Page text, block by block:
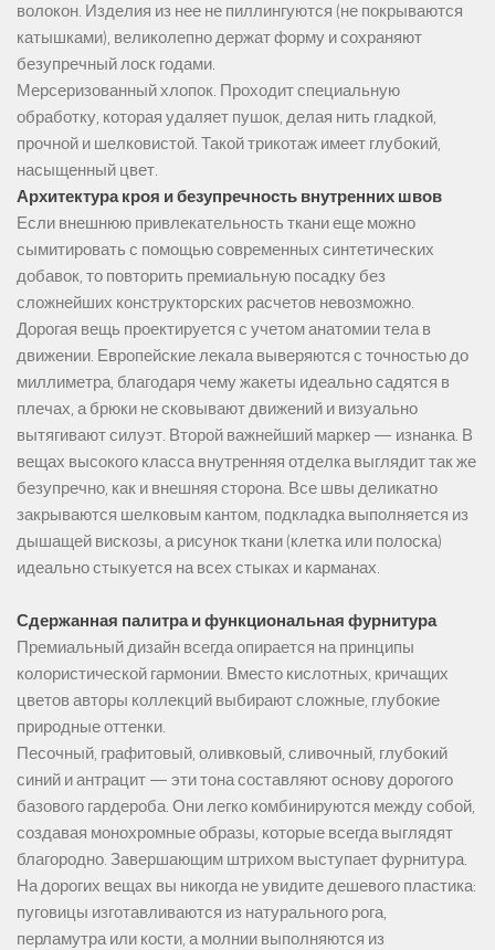
волокон. Изделия из нее не пиллингуются (не покрываются
катышками), великолепно держат форму и сохраняют
безупречный лоск годами.
Мерсеризованный хлопок. Проходит специальную
обработку, которая удаляет пушок, делая нить гладкой,
прочной и шелковистой. Такой трикотаж имеет глубокий,
насыщенный цвет.
Архитектура кроя и безупречность внутренних швов
Если внешнюю привлекательность ткани еще можно
сымитировать с помощью современных синтетических
добавок, то повторить премиальную посадку без
сложнейших конструкторских расчетов невозможно.
Дорогая вещь проектируется с учетом анатомии тела в
движении. Европейские лекала выверяются с точностью до
миллиметра, благодаря чему жакеты идеально садятся в
плечах, а брюки не сковывают движений и визуально
вытягивают силуэт. Второй важнейший маркер — изнанка. В
вещах высокого класса внутренняя отделка выглядит так же
безупречно, как и внешняя сторона. Все швы деликатно
закрываются шелковым кантом, подкладка выполняется из
дышащей вискозы, а рисунок ткани (клетка или полоска)
идеально стыкуется на всех стыках и карманах.
Сдержанная палитра и функциональная фурнитура
Премиальный дизайн всегда опирается на принципы
колористической гармонии. Вместо кислотных, кричащих
цветов авторы коллекций выбирают сложные, глубокие
природные оттенки.
Песочный, графитовый, оливковый, сливочный, глубокий
синий и антрацит — эти тона составляют основу дорогого
базового гардероба. Они легко комбинируются между собой,
создавая монохромные образы, которые всегда выглядят
благородно. Завершающим штрихом выступает фурнитура.
На дорогих вещах вы никогда не увидите дешевого пластика:
пуговицы изготавливаются из натурального рога,
перламутра или кости, а молнии выполняются из